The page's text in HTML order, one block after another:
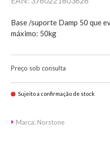
Base /suporte Damp 50 que
máximo: 50kg
Preço sob consulta
Sujeito a confirmação de stock
Marca: Norstone